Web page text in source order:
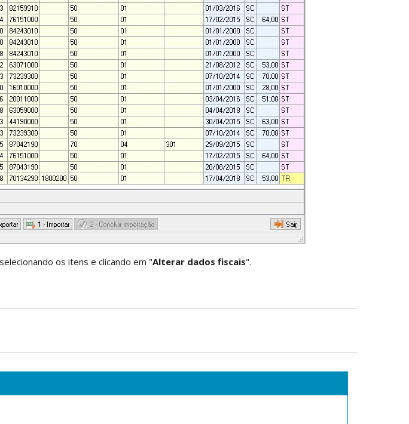
os itens e clicando em "Alterar dados fiscais".